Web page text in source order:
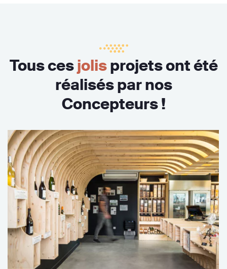
Tous cesjolisprojets ont été
réalisés par nos
Concepteurs !